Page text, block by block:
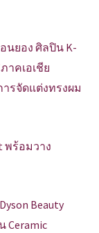
นยอง ศิลปิน K-
าคเอเชีย
รจัดแต่งทรงผม
พร้อมวาง
Beauty
Ceramic